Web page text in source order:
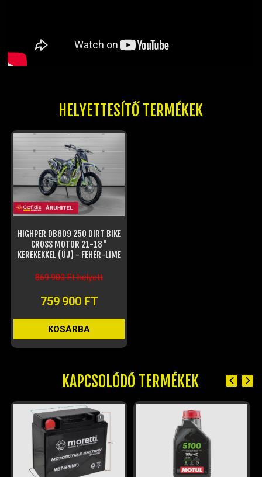
HELYETTESÍTŐ TERMÉKEK
HIGHPER DB609 250 DIRT BIKE
CROSS MOTOR 21-18"
KEREKEKKEL (ÚJ) - FEHÉR-LIME
869 900 Ft helyett
759 900 FT
KOSÁRBA
KAPCSOLÓDÓ TERMÉKEK